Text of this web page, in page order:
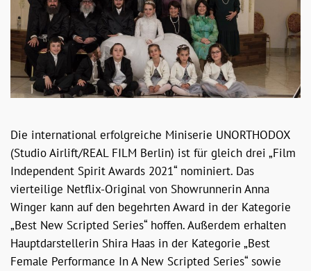
Die international erfolgreiche Miniserie UNORTHODOX
(Studio Airlift/REAL FILM Berlin) ist für gleich drei „Film
Independent Spirit Awards 2021“ nominiert. Das
vierteilige Netflix-Original von Showrunnerin Anna
Winger kann auf den begehrten Award in der Kategorie
„Best New Scripted Series“ hoffen. Außerdem erhalten
Hauptdarstellerin Shira Haas in der Kategorie „Best
Female Performance In A New Scripted Series“ sowie